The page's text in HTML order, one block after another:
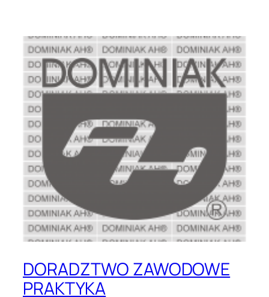
DORADZTWO ZAWODOWE
PRAKTYKA